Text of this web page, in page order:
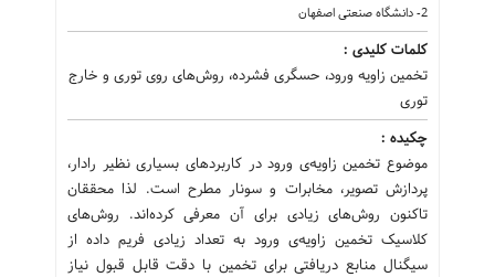
2- دانشگاه صنعتی اصفهان
کلمات کلیدی :
تخمین زاویه ورود، حسگری فشرده، روش‌های روی توری و خارج
توری
چکیده :
موضوع تخمین زاویه‌ی ورود در کاربردهای بسیاری نظیر رادار،
پردازش تصویر، مخابرات و سونار مطرح است. لذا محققان
تاکنون روش‌های زیادی برای آن معرفی کرده‌اند. روش‌های
کلاسیک تخمین زاویه‌ی ورود به تعداد زیادی فریم داده از
سیگنال منابع دریافتی برای تخمین با دقت قابل قبول نیاز